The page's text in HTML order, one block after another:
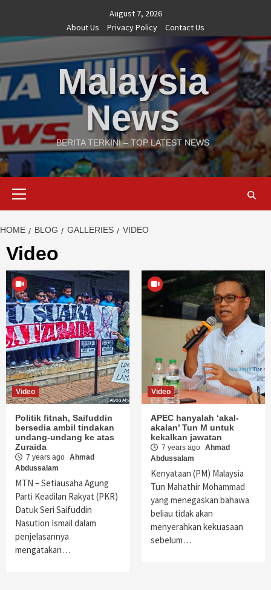
content
August 7, 2026
About Us
Privacy Policy Contact Us
Malaysia
News
BERITA TERKINI – TOP LATEST NEWS
HOME BLOG GALLERIES VIDEO
Video
Video
Politik fitnah, Saifuddin
bersedia ambil tindakan
undang-undang ke atas
Zuraida
7 years ago Ahmad
Abdussalam
MTN – Setiausaha Agung
Parti Keadilan Rakyat (PKR)
Datuk Seri Saifuddin
Nasution Ismail dalam
penjelasannya
mengatakan…
Video
APEC hanyalah ‘akal-
akalan’ Tun M untuk
kekalkan jawatan
7 years ago Ahmad
Abdussalam
Kenyataan (PM) Malaysia
Tun Mahathir Mohammad
yang menegaskan bahawa
beliau tidak akan
menyerahkan kekuasaan
sebelum…